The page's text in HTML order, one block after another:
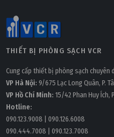
THIẾT BỊ PHÒNG SẠCH VCR
Cung cấp thiết bị phòng sạch chuyên
VP Hà Nội: 9/675 Lạc Long Quân, P.
VP Hồ Chí Minh: 15/42 Phan Huy Ích,
Hotline:
090.123.9008
090.126.6008
090.444.7008
090.123.7008